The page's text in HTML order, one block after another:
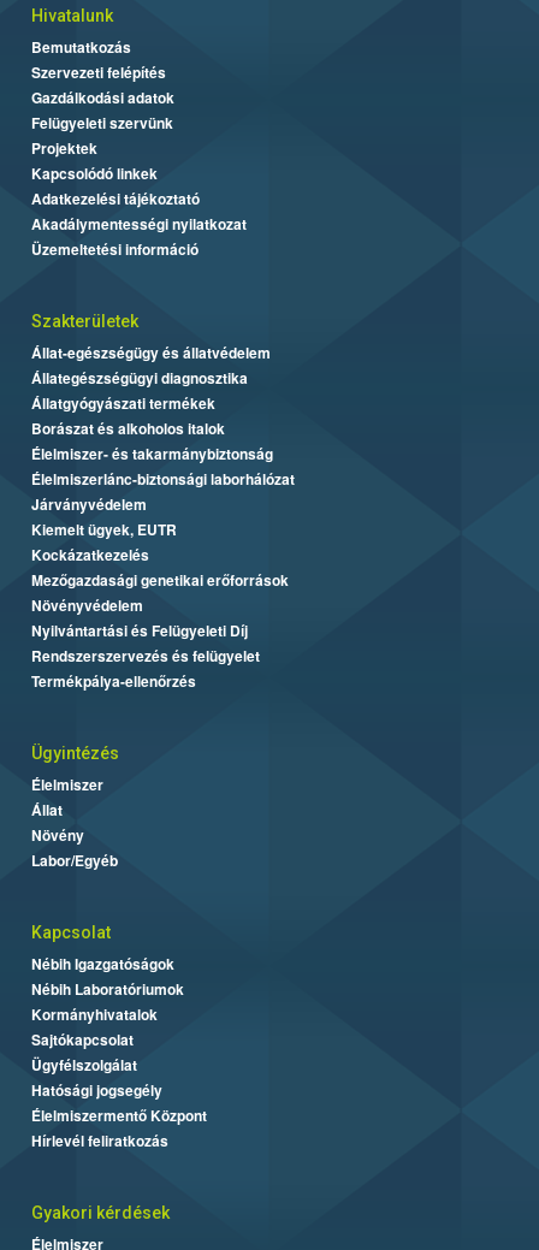
Hivatalunk
Bemutatkozás
Szervezeti felépítés
Gazdálkodási adatok
Felügyeleti szervünk
Projektek
Kapcsolódó linkek
Adatkezelési tájékoztató
Akadálymentességi nyilatkozat
Üzemeltetési információ
Szakterületek
Állat-egészségügy és állatvédelem
Állategészségügyi diagnosztika
Állatgyógyászati termékek
Borászat és alkoholos italok
Élelmiszer- és takarmánybiztonság
Élelmiszerlánc-biztonsági laborhálózat
Járványvédelem
Kiemelt ügyek, EUTR
Kockázatkezelés
Mezőgazdasági genetikai erőforrások
Növényvédelem
Nyilvántartási és Felügyeleti Díj
Rendszerszervezés és felügyelet
Termékpálya-ellenőrzés
Ügyintézés
Élelmiszer
Állat
Növény
Labor/Egyéb
Kapcsolat
Nébih Igazgatóságok
Nébih Laboratóriumok
Kormányhivatalok
Sajtókapcsolat
Ügyfélszolgálat
Hatósági jogsegély
Élelmiszermentő Központ
Hírlevél feliratkozás
Gyakori kérdések
Élelmiszer